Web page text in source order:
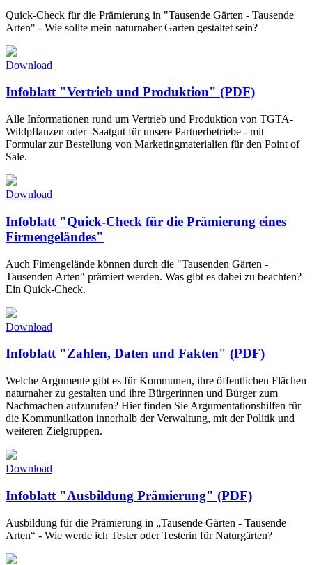
Quick-Check für die Prämierung in "Tausende Gärten - Tausende
Arten" - Wie sollte mein naturnaher Garten gestaltet sein?
Download
Infoblatt "Vertrieb und Produktion" (PDF)
Alle Informationen rund um Vertrieb und Produktion von TGTA-
Wildpflanzen oder -Saatgut für unsere Partnerbetriebe - mit
Formular zur Bestellung von Marketingmaterialien für den Point of
Sale.
Download
Infoblatt "Quick-Check für die Prämierung eines
Firmengeländes"
Auch Fimengelände können durch die "Tausenden Gärten -
Tausenden Arten" prämiert werden. Was gibt es dabei zu beachten?
Ein Quick-Check.
Download
Infoblatt "Zahlen, Daten und Fakten" (PDF)
Welche Argumente gibt es für Kommunen, ihre öffentlichen Flächen
naturnaher zu gestalten und ihre Bürgerinnen und Bürger zum
Nachmachen aufzurufen? Hier finden Sie Argumentationshilfen für
die Kommunikation innerhalb der Verwaltung, mit der Politik und
weiteren Zielgruppen.
Download
Infoblatt "Ausbildung Prämierung" (PDF)
Ausbildung für die Prämierung in „Tausende Gärten - Tausende
Arten“ - Wie werde ich Tester oder Testerin für Naturgärten?